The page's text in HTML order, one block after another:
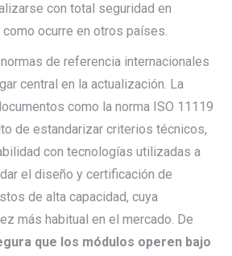
con total seguridad en
ocurre en otros países.
de referencia internacionales
central en la actualización. La
como la norma ISO 11119
de estandarizar criterios técnicos,
con tecnologías utilizadas a
el diseño y certificación de
de alta capacidad, cuya
más habitual en el mercado. De
que los módulos operen bajo